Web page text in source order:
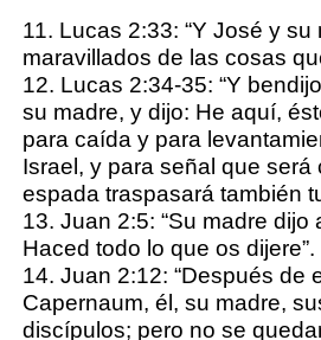
11. Lucas 2:33: “Y José y
maravillados de las cosas
12. Lucas 2:34-35: “Y
su madre, y dijo: He aquí,
para caída y para
Israel, y para señal que será
espada traspasará también
13. Juan 2:5: “Su madre dijo
Haced todo lo que os dijere”.
14. Juan 2:12: “Después de
Capernaum, él, su madre,
discípulos; pero no se